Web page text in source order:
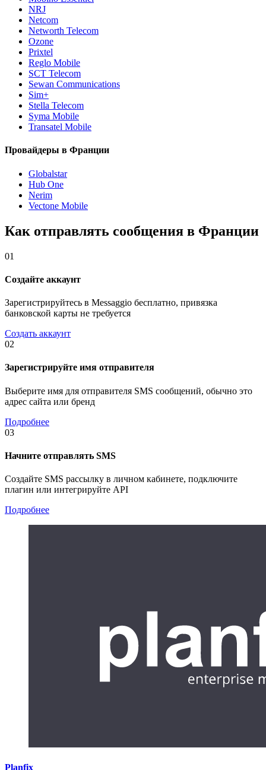
NRJ
Netcom
Networth Telecom
Ozone
Prixtel
Reglo Mobile
SCT Telecom
Sewan Communications
Sim+
Stella Telecom
Syma Mobile
Transatel Mobile
Провайдеры в Франции
Globalstar
Hub One
Nerim
Vectone Mobile
Как отправлять сообщения в Франции
01
Создайте аккаунт
Зарегистрируйтесь в Messaggio бесплатно, привязка
банковской карты не требуется
Создать аккаунт
02
Зарегистрируйте имя отправителя
Выберите имя для отправителя SMS сообщений, обычно это
адрес сайта или бренд
Подробнее
03
Начните отправлять SMS
Создайте SMS рассылку в личном кабинете, подключите
плагин или интегрируйте API
Подробнее
Planfix